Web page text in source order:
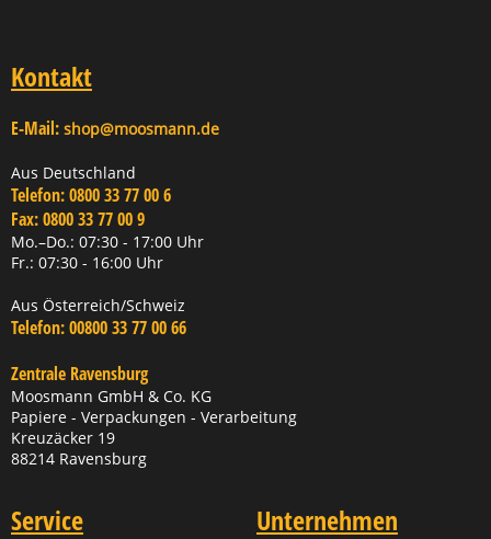
Kontakt
E-Mail: shop@moosmann.de
Aus Deutschland
Telefon:0800 33 77 00 6
Fax:0800 33 77 00 9
Mo.–Do.: 07:30 - 17:00 Uhr
Fr.: 07:30 - 16:00 Uhr
Aus Österreich/Schweiz
Telefon:00800 33 77 00 66
Zentrale Ravensburg
Moosmann GmbH & Co. KG
Papiere - Verpackungen - Verarbeitung
Kreuzäcker 19
88214 Ravensburg
Service Unternehmen